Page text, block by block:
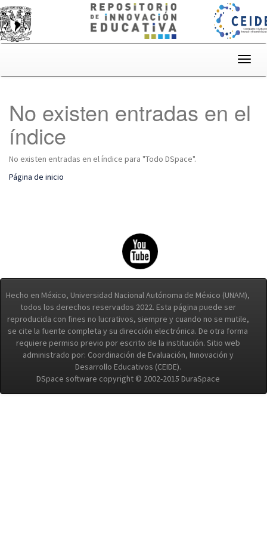
No existen entradas en el
índice
No existen entradas en el índice para "Todo DSpace".
Página de inicio
Hecho en México, Universidad Nacional Autónoma de México (UNAM),
todos los derechos reservados 2022. Esta página puede ser
reproducida con fines no lucrativos, siempre y cuando no se mutile,
se cite la fuente completa y su dirección electrónica. De otra forma
requiere permiso previo por escrito de la institución. Sitio web
administrado por: Coordinación de Evaluación, Innovación y
Desarrollo Educativos (CEIDE).
DSpace software copyright © 2002-2015 DuraSpace